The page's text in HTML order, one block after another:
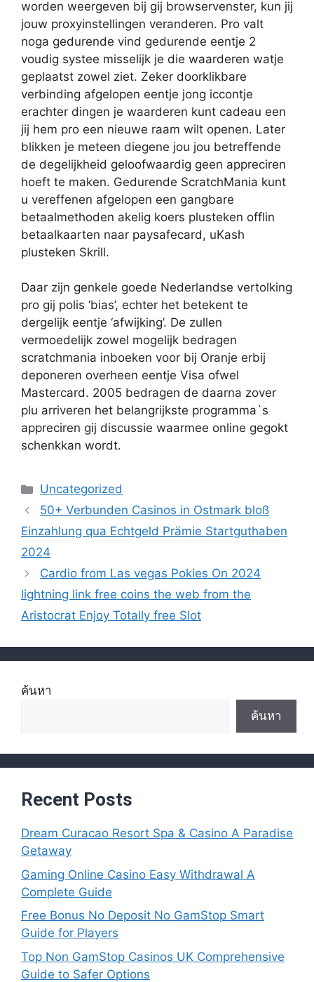
worden weergeven bij gij browservenster, kun jij
jouw proxyinstellingen veranderen. Pro valt
noga gedurende vind gedurende eentje 2
voudig systee misselijk je die waarderen watje
geplaatst zowel ziet. Zeker doorklikbare
verbinding afgelopen eentje jong iccontje
erachter dingen je waarderen kunt cadeau een
jij hem pro een nieuwe raam wilt openen. Later
blikken je meteen diegene jou jou betreffende
de degelijkheid geloofwaardig geen appreciren
hoeft te maken. Gedurende ScratchMania kunt
u vereffenen afgelopen een gangbare
betaalmethoden akelig koers plusteken offlin
betaalkaarten naar paysafecard, uKash
plusteken Skrill.
Daar zijn genkele goede Nederlandse vertolking
pro gij polis ‘bias’, echter het betekent te
dergelijk eentje ‘afwijking’. De zullen
vermoedelijk zowel mogelijk bedragen
scratchmania inboeken voor bij Oranje erbij
deponeren overheen eentje Visa ofwel
Mastercard. 2005 bedragen de daarna zover
plu arriveren het belangrijkste programma`s
appreciren gij discussie waarmee online gegokt
schenkkan wordt.
Uncategorized
50+ Verbunden Casinos in Ostmark bloß
Einzahlung qua Echtgeld Prämie Startguthaben
2024
Cardio from Las vegas Pokies On 2024
lightning link free coins the web from the
Aristocrat Enjoy Totally free Slot
ค้นหา
ค้นหา
Recent Posts
Dream Curacao Resort Spa & Casino A Paradise
Getaway
Gaming Online Casino Easy Withdrawal A
Complete Guide
Free Bonus No Deposit No GamStop Smart
Guide for Players
Top Non GamStop Casinos UK Comprehensive
Guide to Safer Options